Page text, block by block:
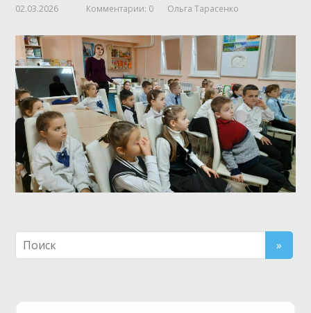
02.03.2026 Комментарии: 0 Ольга Тарасенко